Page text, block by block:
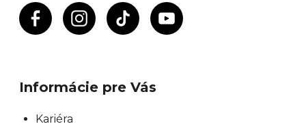
Informácie pre Vás
Kariéra